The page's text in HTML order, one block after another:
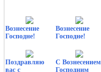
Вознесение
Господне!
Вознесение
Господне!
Поздравляю
вас с
С Вознесением
Господним